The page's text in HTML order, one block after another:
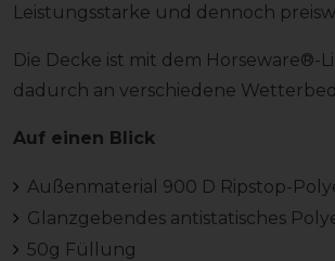
Leistungsstarke und dennoch
Die Decke ist mit dem Horseware®-
dadurch an verschiedene
Auf einen Blick
Außenmaterial 900 D Ripstop-
Glanzgebendes antistatisches
50g Füllung